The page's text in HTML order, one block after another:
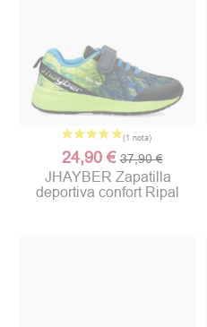
24,90 € 37,90 €
JHAYBER Zapatilla
deportiva confort Ripal